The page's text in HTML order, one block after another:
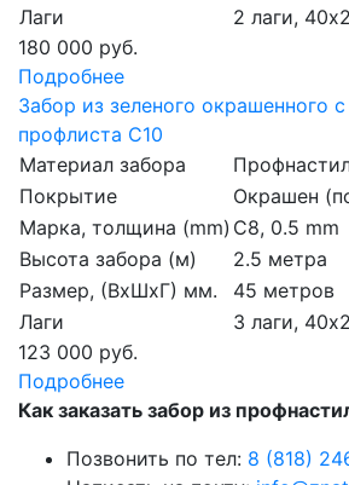
Лаги
2 лаги,
180 000 руб.
Подробнее
Забор из зеленого окрашенного
профлиста С10
Материал забора
Покрытие
Окрашен
Марка, толщина (mm) С8, 0.5 mm
Высота забора (м)
2.5 метра
Размер, (ВхШхГ) мм.
45 метров
Лаги
3 лаги,
123 000 руб.
Подробнее
Как заказать забор из
Позвонить по тел: 8 (818)